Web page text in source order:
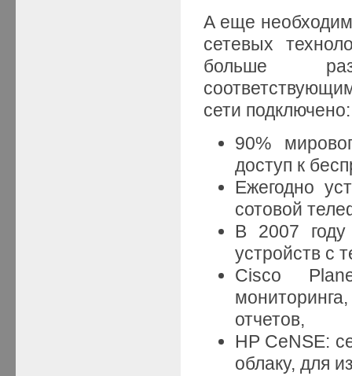
А еще
сетевых
больше
сети подключено:
90%
доступ к
Ежегодно
сотовой
В 2007 году
устройств с
Cisco
отчетов,
HP CeNSE:
облаку, для